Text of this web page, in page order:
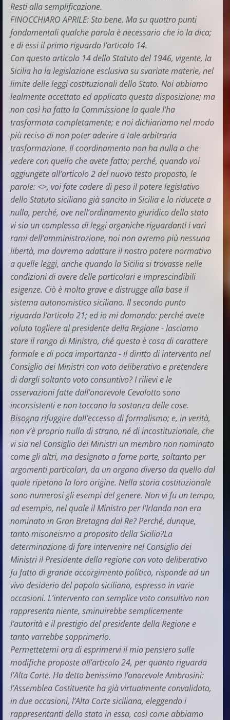
Resti alla semplificazione.
FINOCCHIARO APRILE: Sta bene. Ma su quattro punti
fondamentali qualche parola è necessario che io la dica;
e di essi il primo riguarda l’articolo 14.
Con questo articolo 14 dello Statuto del 1946, vigente, la
Sicilia ha la legislazione esclusiva su svariate materie, nel
limite delle leggi costituzionali dello Stato. Noi abbiamo
lealmente accettato ed applicato questa disposizione; ma
non così ha fatto la Commissione la quale l’ha
trasformata completamente; e noi dichiariamo nel modo
più reciso di non poter aderire a tale arbitraria
trasformazione. Il coordinamento non ha nulla a che
vedere con quello che avete fatto; perché, quando voi
aggiungete all’articolo 2 del nuovo testo proposto, le
parole: <>, voi fate cadere di peso il potere legislativo
dello Statuto siciliano già sancito in Sicilia e lo riducete a
nulla, perché, ove nell’ordinamento giuridico dello stato
vi sia un complesso di leggi organiche riguardanti i vari
rami dell’amministrazione, noi non avremo più nessuna
libertà, ma dovremo adattare il nostro potere normativo
a quelle leggi, anche quando la Sicilia si trovasse nelle
condizioni di avere delle particolari e imprescindibili
esigenze. Ciò è molto grave e distrugge alla base il
sistema autonomistico siciliano. Il secondo punto
riguarda l’articolo 21; ed io mi domando: perché avete
voluto togliere al presidente della Regione - lasciamo
stare il rango di Ministro, ché questa è cosa di carattere
formale e di poca importanza - il diritto di intervento nel
Consiglio dei Ministri con voto deliberativo e pretendere
di dargli soltanto voto consuntivo? I rilievi e le
osservazioni fatte dall’onorevole Cevolotto sono
inconsistenti e non toccano la sostanza delle cose.
Bisogna rifuggire dall’eccesso di formalismo; e, in verità,
non v’è proprio nulla di strano, né di incostituzionale, che
vi sia nel Consiglio dei Ministri un membro non nominato
come gli altri, ma designato a farne parte, soltanto per
argomenti particolari, da un organo diverso da quello dal
quale ripetono la loro origine. Nella storia costituzionale
sono numerosi gli esempi del genere. Non vi fu un tempo,
ad esempio, nel quale il Ministro per l’Irlanda non era
nominato in Gran Bretagna dal Re? Perché, dunque,
tanto misoneismo a proposito della Sicilia?La
determinazione di fare intervenire nel Consiglio dei
Ministri il Presidente della regione con voto deliberativo
fu fatto di grande accorgimento politico, risponde ad un
vivo desiderio del popolo siciliano, espresso in varie
occasioni. L’intervento con semplice voto consultivo non
rappresenta niente, sminuirebbe semplicemente
l’autorità e il prestigio del presidente della Regione e
tanto varrebbe sopprimerlo.
Permettetemi ora di esprimervi il mio pensiero sulle
modifiche proposte all’articolo 24, per quanto riguarda
l’Alta Corte. Ha detto benissimo l’onorevole Ambrosini:
l’Assemblea Costituente ha già virtualmente convalidato,
in due occasioni, l’Alta Corte siciliana, eleggendo i
rappresentanti dello stato in essa, così come abbiamo